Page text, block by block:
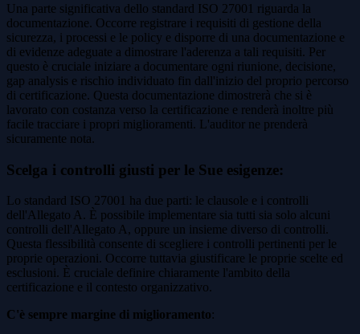
Una parte significativa dello standard ISO 27001 riguarda la
documentazione. Occorre registrare i requisiti di gestione della
sicurezza, i processi e le policy e disporre di una documentazione e
di evidenze adeguate a dimostrare l'aderenza a tali requisiti. Per
questo è cruciale iniziare a documentare ogni riunione, decisione,
gap analysis e rischio individuato fin dall'inizio del proprio percorso
di certificazione. Questa documentazione dimostrerà che si è
lavorato con costanza verso la certificazione e renderà inoltre più
facile tracciare i propri miglioramenti. L'auditor ne prenderà
sicuramente nota.
Scelga i controlli giusti per le Sue esigenze:
Lo standard ISO 27001 ha due parti: le clausole e i controlli
dell'Allegato A. È possibile implementare sia tutti sia solo alcuni
controlli dell'Allegato A, oppure un insieme diverso di controlli.
Questa flessibilità consente di scegliere i controlli pertinenti per le
proprie operazioni. Occorre tuttavia giustificare le proprie scelte ed
esclusioni. È cruciale definire chiaramente l'ambito della
certificazione e il contesto organizzativo.
C'è sempre margine di miglioramento: